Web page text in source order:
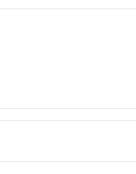
・汚れ等が多少見受けられる）​​